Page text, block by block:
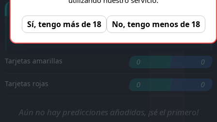
'54 ︎ Z. Petkov
Tarjetas amarillas 0 0
Tarjetas rojas 0 0
Aún no hay predicciones añadidas, ¡sé el primero!
Sí, tengo más de 18 No, tengo menos de 18